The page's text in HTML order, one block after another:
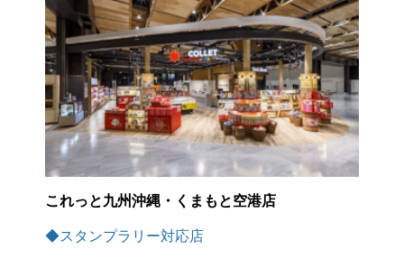
これっと九州沖縄・くまもと空港店
◆スタンプラリー対応店